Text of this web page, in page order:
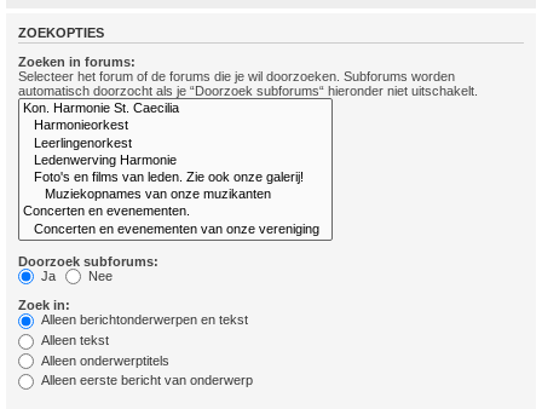
ZOEKOPTIES
Zoeken in forums:
Selecteer het forum of de forums die je wil doorzoeken. Subforums worden
automatisch doorzocht als je “Doorzoek subforums“ hieronder niet uitschakelt.
Doorzoek subforums:
Ja
Nee
Zoek in:
Alleen berichtonderwerpen en tekst
Alleen tekst
Alleen onderwerptitels
Alleen eerste bericht van onderwerp